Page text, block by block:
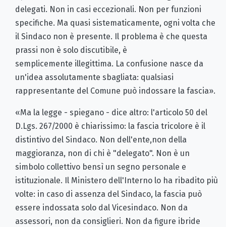
delegati. Non in casi eccezionali. Non per funzioni
specifiche. Ma quasi sistematicamente, ogni volta che
il Sindaco non è presente. Il problema è che questa
prassi non è solo discutibile, è
semplicemente illegittima. La confusione nasce da
un'idea assolutamente sbagliata: qualsiasi
rappresentante del Comune può indossare la fascia».
«Ma la legge - spiegano - dice altro: l'articolo 50 del
D.Lgs. 267/2000 è chiarissimo: la fascia tricolore è il
distintivo del Sindaco. Non dell'ente,non della
maggioranza, non di chi è "delegato". Non è un
simbolo collettivo bensì un segno personale e
istituzionale. Il Ministero dell'Interno lo ha ribadito più
volte: in caso di assenza del Sindaco, la fascia può
essere indossata solo dal Vicesindaco. Non da
assessori, non da consiglieri. Non da figure ibride